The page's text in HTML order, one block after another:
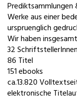
Prediktsammlungen
Werke aus einer
urspruenglich
Wir haben
32 SchriftstellerInnen
86 Titel
151 ebooks
ca.13.820
elektronische